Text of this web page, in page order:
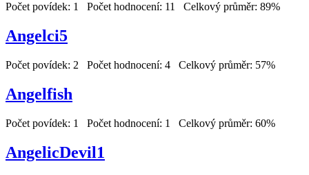
Počet povídek: 1 Počet hodnocení: 11 Celkový průměr: 89%
Angelci5
Počet povídek: 2 Počet hodnocení: 4 Celkový průměr: 57%
Angelfish
Počet povídek: 1 Počet hodnocení: 1 Celkový průměr: 60%
AngelicDevil1